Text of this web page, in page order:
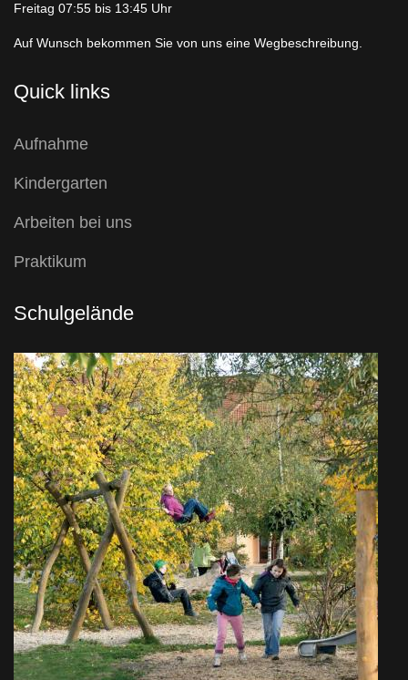
Freitag 07:55 bis 13:45 Uhr
Auf Wunsch bekommen Sie von uns eine Wegbeschreibung.
Quick links
Aufnahme
Kindergarten
Arbeiten bei uns
Praktikum
Schulgelände